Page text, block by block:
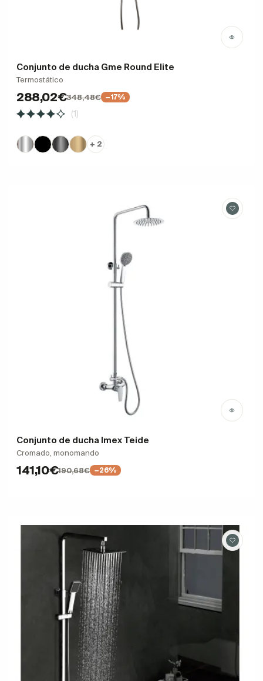
Conjunto de ducha Gme Round Elite
Termostático
288,02€348,48€ −17%
(1)
+ 2
Conjunto de ducha Imex Teide
Cromado, monomando
141,10€190,68€ −26%